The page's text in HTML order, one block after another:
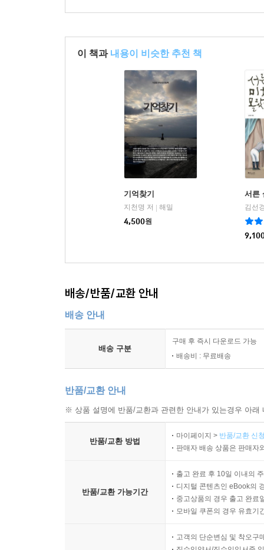
이 책과 내용이 비슷한 추천 책
기억찾기
지천명 저 | 해밀
4,500원
서른
김선
배송/반품/교환 안내
배송 안내
배송 구분
구매 후 즉시 다운로드 가능
배송비 : 무료배송
반품/교환 안내
※ 상품 설명에 반품/교환과 관련한 안내가 있는경우 아
반품/교환 방법
마이페이지 > 반품/교환 신
판매자 배송 상품은 판매자
반품/교환 가능기간
출고 완료 후 10일 이내의
디지털 콘텐츠인 eBook의
중고상품의 경우 출고 완료
모바일 쿠폰의 경우 유효기
고객의 단순변심 및 착오구